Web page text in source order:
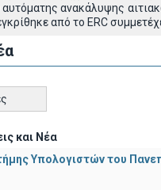
ανακάλυψης
από το ERC
και Νέα
Υπολογιστών του